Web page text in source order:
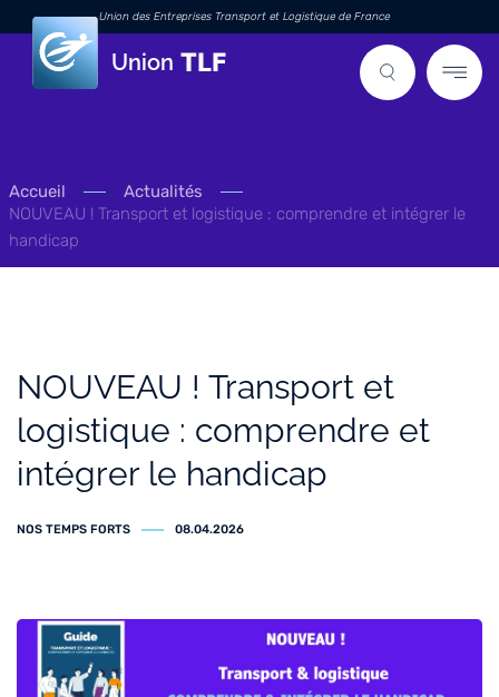
Union des Entreprises Transport et Logistique de France
Union
Accueil
Actualités
NOUVEAU ! Transport et logistique : comprendre et intégrer le
handicap
NOUVEAU ! Transport et
logistique : comprendre et
intégrer le handicap
NOS TEMPS FORTS 08.04.2026